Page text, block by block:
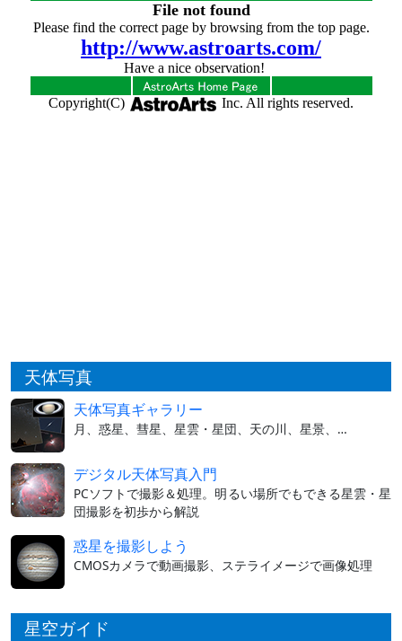
天体写真
天体写真ギャラリー
月、惑星、彗星、星雲・星団、天の川、星景、…
デジタル天体写真入門
PCソフトで撮影＆処理。明るい場所でもできる星雲・星
団撮影を初歩から解説
惑星を撮影しよう
CMOSカメラで動画撮影、ステライメージで画像処理
星空ガイド